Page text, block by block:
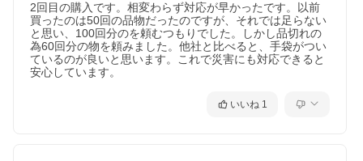
2回目の購入です。相変わらず対応が早かったです。以前
買ったのは50回の品物だったのですが、それでは足らない
と思い、100回分のを頼むつもりでした。しかし品切れの
為60回分の物を頼みました。他社と比べると、手袋がつい
ているのが良いと思います。これで災害にも対応できると
安心しています。
いいね 1